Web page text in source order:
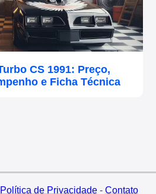
CS 1991: Preço,
e Ficha Técnica
Política de Privacidade- Contato